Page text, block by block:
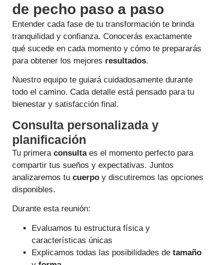
de pecho paso a paso
Entender cada fase de tu transformación te brinda
tranquilidad y confianza. Conocerás exactamente
qué sucede en cada momento y cómo te prepararás
para obtener los mejores resultados.
Nuestro equipo te guiará cuidadosamente durante
todo el camino. Cada detalle está pensado para tu
bienestar y satisfacción final.
Consulta personalizada y
planificación
Tu primera consultaes el momento perfecto para
compartir tus sueños y expectativas. Juntos
analizaremos tu cuerpo y discutiremos las opciones
disponibles.
Durante esta reunión:
Evaluamos tu estructura física y
características únicas
Explicamos todas las posibilidades de tamaño